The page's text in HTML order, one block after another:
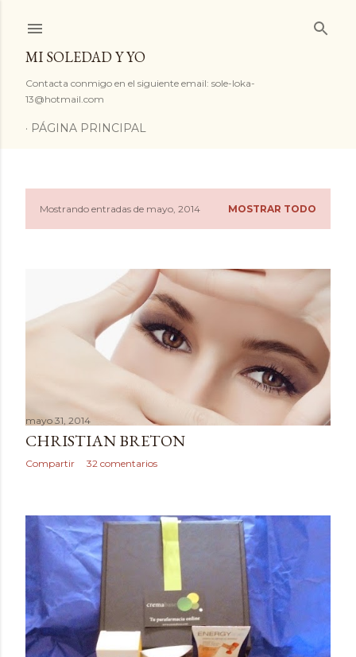
MI SOLEDAD Y YO
Contacta conmigo en el siguiente email: sole-loka-
13@hotmail.com
PÁGINA PRINCIPAL
E
r
a
s
Mostrando entradas de mayo, 2014 MOSTRAR TODO
mayo 31, 2014
CHRISTIAN BRETON
Compartir 32 comentarios